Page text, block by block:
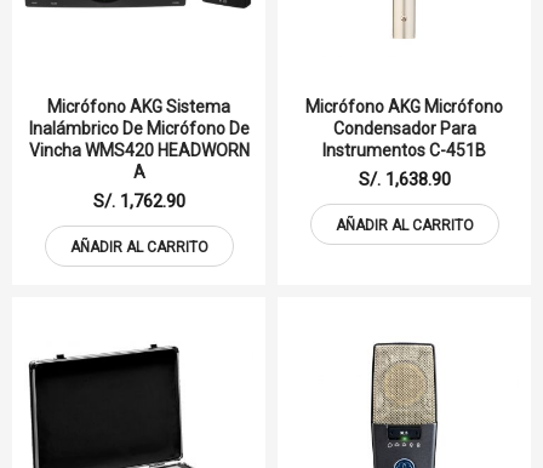
Micrófono AKG Sistema
Inalámbrico De Micrófono De
Vincha WMS420 HEADWORN
A
S/. 1,762.90
AÑADIR AL CARRITO
Micrófono AKG Micrófono
Condensador Para
Instrumentos C-451B
S/. 1,638.90
AÑADIR AL CARRITO